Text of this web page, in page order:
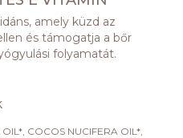
amely küzd az
és támogatja a bőr
folyamatát.
COCOS NUCIFERA OIL*,